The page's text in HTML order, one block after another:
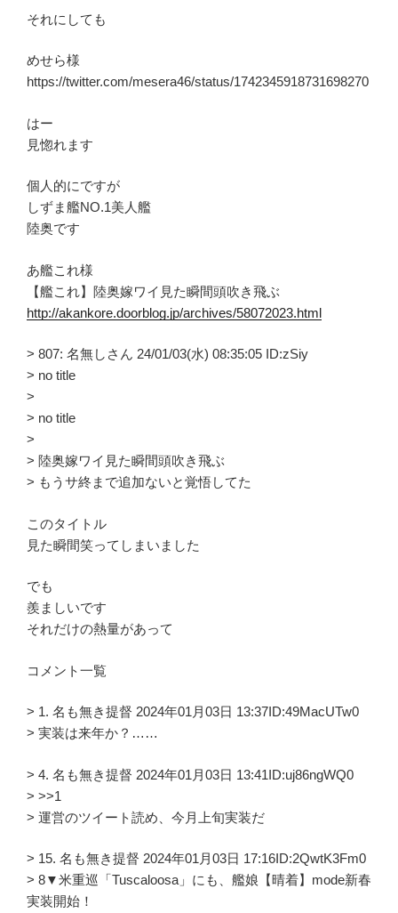
それにしても
めせら様
https://twitter.com/mesera46/status/1742345918731698270
はー
見惚れます
個人的にですが
しずま艦NO.1美人艦
陸奥です
あ艦これ様
【艦これ】陸奥嫁ワイ見た瞬間頭吹き飛ぶ
http://akankore.doorblog.jp/archives/58072023.html
> 807: 名無しさん 24/01/03(水) 08:35:05 ID:zSiy
> no title
>
> no title
>
> 陸奥嫁ワイ見た瞬間頭吹き飛ぶ
> もうサ終まで追加ないと覚悟してた
このタイトル
見た瞬間笑ってしまいました
でも
羨ましいです
それだけの熱量があって
コメント一覧
> 1. 名も無き提督 2024年01月03日 13:37ID:49MacUTw0
> 実装は来年か？……
> 4. 名も無き提督 2024年01月03日 13:41ID:uj86ngWQ0
> >>1
> 運営のツイート読め、今月上旬実装だ
> 15. 名も無き提督 2024年01月03日 17:16ID:2QwtK3Fm0
> 8▼米重巡「Tuscaloosa」にも、艦娘【晴着】mode新春
実装開始！